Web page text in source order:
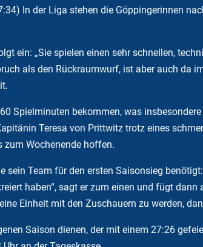
In der Liga stehen die Göppingerinnen
ein: „Sie spielen einen sehr schnellen,
als den Rückraumwurf, ist aber auch da
Spielminuten bekommen, was
Teresa von Prittwitz trotz eines
zum Wochenende hoffen.
sein Team für den ersten Saisonsieg
haben“, sagt er zum einen und fügt
Einheit mit den Zuschauern zu werden,
Saison dienen, der mit einem 27:26